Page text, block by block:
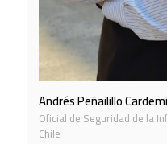
Andrés Peñailillo
Oficial de Seguridad de la
Chile